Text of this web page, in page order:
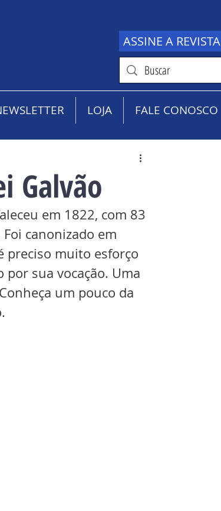
ASSINE A REVISTA
LOJA FALE CONOSCO
Galvão
em 1822, com 83
canonizado em
preciso muito esforço
por sua vocação. Uma
um pouco da